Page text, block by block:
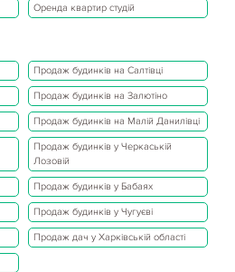
Оренда квартир студій
Продаж будинків на Салтівці
Продаж будинків на Залютіно
Продаж будинків на Малій Данилівці
Продаж будинків у Черкаській
Лозовій
Продаж будинків у Бабаях
Продаж будинків у Чугуєві
Продаж дач у Харківській області